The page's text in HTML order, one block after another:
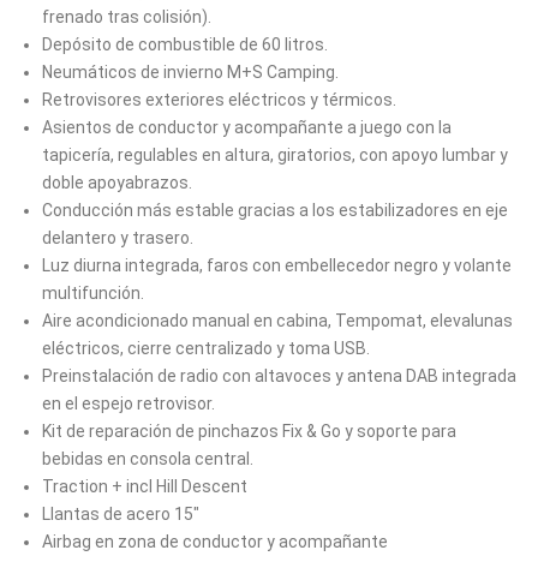
frenado tras colisión).
Depósito de combustible de 60 litros.
Neumáticos de invierno M+S Camping.
Retrovisores exteriores eléctricos y térmicos.
Asientos de conductor y acompañante a juego con la
tapicería, regulables en altura, giratorios, con apoyo lumbar y
doble apoyabrazos.
Conducción más estable gracias a los estabilizadores en eje
delantero y trasero.
Luz diurna integrada, faros con embellecedor negro y volante
multifunción.
Aire acondicionado manual en cabina, Tempomat, elevalunas
eléctricos, cierre centralizado y toma USB.
Preinstalación de radio con altavoces y antena DAB integrada
en el espejo retrovisor.
Kit de reparación de pinchazos Fix & Go y soporte para
bebidas en consola central.
Traction + incl Hill Descent
Llantas de acero 15"
Airbag en zona de conductor y acompañante